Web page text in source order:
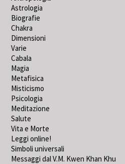
Astrologia
Biografie
Chakra
Dimensioni
Varie
Cabala
Magia
Metafisica
Misticismo
Psicologia
Meditazione
Salute
Vita e Morte
Leggi online!
Simboli universali
Messaggi dal V.M. Kwen Khan Khu